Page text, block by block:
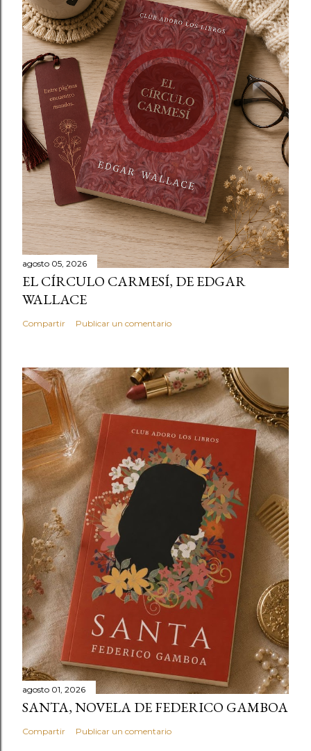
agosto 05, 2026
EL CÍRCULO CARMESÍ, DE EDGAR
WALLACE
Compartir Publicar un comentario
agosto 01, 2026
SANTA, NOVELA DE FEDERICO GAMBOA
Compartir Publicar un comentario